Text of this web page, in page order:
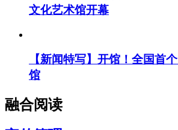
文化艺术馆开幕
【新闻特写】开馆！全国首
馆
融合阅读